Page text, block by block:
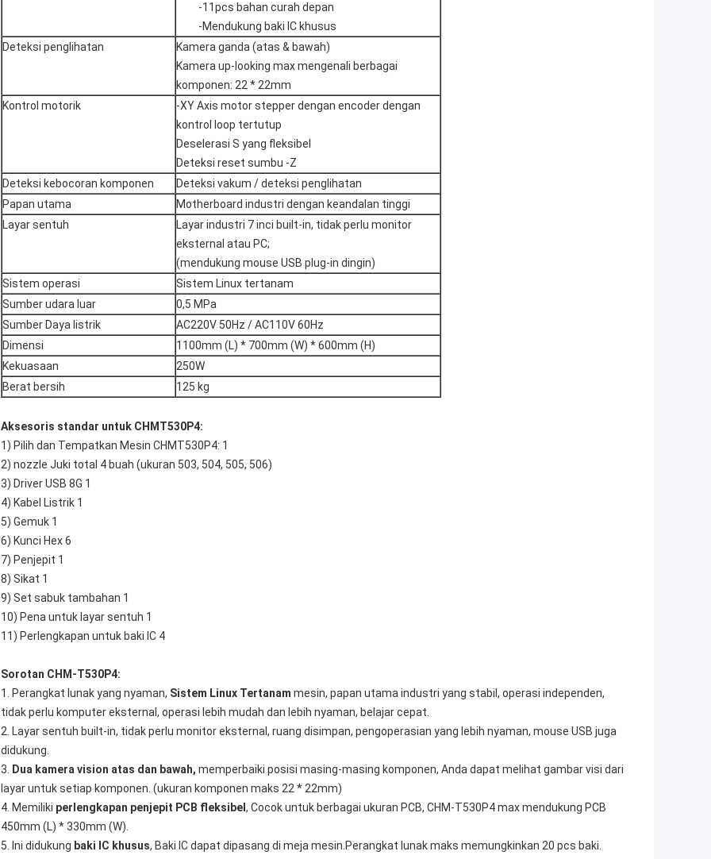
-11pcs bahan curah depan
-Mendukung baki IC khusus
Deteksi penglihatan
Kamera ganda (atas & bawah)
Kamera up-looking max mengenali berbagai
komponen: 22 * ​​22mm
Kontrol motorik
-XY Axis motor stepper dengan encoder dengan
kontrol loop tertutup
Deselerasi S yang fleksibel
Deteksi reset sumbu -Z
Deteksi kebocoran komponen
Deteksi vakum / deteksi penglihatan
Papan utama
Motherboard industri dengan keandalan tinggi
Layar sentuh
Layar industri 7 inci built-in, tidak perlu monitor
eksternal atau PC;
(mendukung mouse USB plug-in dingin)
Sistem operasi
Sistem Linux tertanam
Sumber udara luar
0,5 MPa
Sumber Daya listrik
AC220V 50Hz / AC110V 60Hz
Dimensi
1100mm (L) * 700mm (W) * 600mm (H)
Kekuasaan
250W
Berat bersih
125 kg
Aksesoris standar untuk CHMT530P4:
1) Pilih dan Tempatkan Mesin CHMT530P4: 1
2) nozzle Juki total 4 buah (ukuran 503, 504, 505, 506)
3) Driver USB 8G 1
4) Kabel Listrik 1
5) Gemuk 1
6) Kunci Hex 6
7) Penjepit 1
8) Sikat 1
9) Set sabuk tambahan 1
10) Pena untuk layar sentuh 1
11) Perlengkapan untuk baki IC 4
Sorotan CHM-T530P4:
1. Perangkat lunak yang nyaman, Sistem Linux Tertanam mesin, papan utama industri yang stabil, operasi independen,
tidak perlu komputer eksternal, operasi lebih mudah dan lebih nyaman, belajar cepat.
2. Layar sentuh built-in, tidak perlu monitor eksternal, ruang disimpan, pengoperasian yang lebih nyaman, mouse USB juga
didukung.
3. Dua kamera vision atas dan bawah, memperbaiki posisi masing-masing komponen, Anda dapat melihat gambar visi dari
layar untuk setiap komponen. (ukuran komponen maks 22 * ​​22mm)
4. Memiliki perlengkapan penjepit PCB fleksibel , Cocok untuk berbagai ukuran PCB, CHM-T530P4 max mendukung PCB
450mm (L) * 330mm (W).
5. Ini didukung baki IC khusus, Baki IC dapat dipasang di meja mesin.Perangkat lunak maks memungkinkan 20 pcs baki.